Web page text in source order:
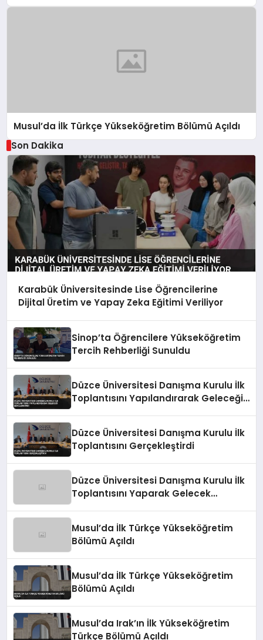
Musul’da İlk Türkçe Yükseköğretim Bölümü Açıldı
Son Dakika
Karabük Üniversitesinde Lise Öğrencilerine
Dijital Üretim ve Yapay Zeka Eğitimi Veriliyor
Sinop’ta Öğrencilere Yükseköğretim
Tercih Rehberliği Sunuldu
Düzce Üniversitesi Danışma Kurulu İlk
Toplantısını Yapılandırarak Geleceği
Düzce Üniversitesi Danışma Kurulu İlk
Toplantısını Gerçekleştirdi
Düzce Üniversitesi Danışma Kurulu İlk
Toplantısını Yaparak Gelecek
Musul’da İlk Türkçe Yükseköğretim
Bölümü Açıldı
Musul’da İlk Türkçe Yükseköğretim
Bölümü Açıldı
Musul’da Irak’ın İlk Yükseköğretim
Türkçe Bölümü Açıldı